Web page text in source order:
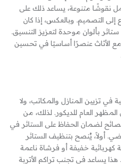
نقوشًا متنوعة، يساعد ذلك على
التصميم. وبالعكس، إذا كان
بألوان موحدة لتعزيز التنسيق.
مع الأثاث عنصرًا أساسيًا في تحسين
تزيين المنازل والمكاتب، ولا
العام للديكور. لذلك، من
لضمان الحفاظ على الستائر في
أولاً، يُنصح بتنظيف الستائر
خفيفة أو فرشاة ناعمة
هذا يساعد في تجنب تراكم الأتربة